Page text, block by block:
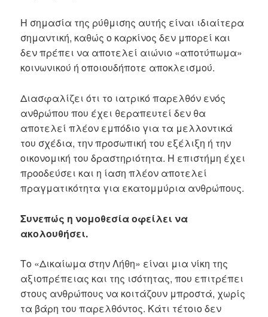
Η σημασία της ρύθμισης αυτής είναι ιδιαίτερα
σημαντική, καθώς ο καρκίνος δεν μπορεί και
δεν πρέπει να αποτελεί αιώνιο «αποτύπωμα»
κοινωνικού ή οποιουδήποτε αποκλεισμού.
Διασφαλίζει ότι το ιατρικό παρελθόν ενός
ανθρώπου που έχει θεραπευτεί δεν θα
αποτελεί πλέον εμπόδιο για τα μελλοντικά
του σχέδια, την προσωπική του εξέλιξη ή την
οικονομική του δραστηριότητα. Η επιστήμη έχει
προοδεύσει και η ίαση πλέον αποτελεί
πραγματικότητα για εκατομμύρια ανθρώπους.
Συνεπώς η νομοθεσία οφείλει να
ακολουθήσει.
Το «Δικαίωμα στην Λήθη» είναι μια νίκη της
αξιοπρέπειας και της ισότητας, που επιτρέπει
στους ανθρώπους να κοιτάζουν μπροστά, χωρίς
τα βάρη του παρελθόντος. Κάτι τέτοιο δεν